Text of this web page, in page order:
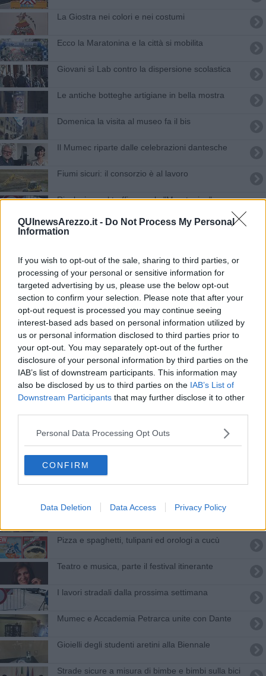
QUInewsArezzo.it - Do Not Process My Personal
Information
If you wish to opt-out of the sale, sharing to third parties, or
processing of your personal or sensitive information for
targeted advertising by us, please use the below opt-out
section to confirm your selection. Please note that after your
opt-out request is processed you may continue seeing
interest-based ads based on personal information utilized by
us or personal information disclosed to third parties prior to
your opt-out. You may separately opt-out of the further
disclosure of your personal information by third parties on the
IAB’s list of downstream participants. This information may
also be disclosed by us to third parties on the IAB’s List of
Downstream Participants that may further disclose it to other
Personal Data Processing Opt Outs
CONFIRM
Data Deletion Data Access Privacy Policy
La Giostra nei colori e nei costumi
Ecco la Maratonina e la città si mobilita
Giovani sì Lab contro la dispersione scolastica
Le antiche botteghe artigiane in bella mostra
Domenica la visita al museo fa il bis
Il Mumec riparte dalle celebrazioni dantesche
​Fiumi sicuri: il consorzio è al lavoro
Rivoluzione al traffico per la "Maratonina"
Primavera di meraviglia con le Giornate del Fai
Due Mari, la delibera del consiglio comunale
Nuovo Ponte Buriano, la Regione stanzia 21
milioni
Nuovo Ponte Buriano, 21 milioni dalla Regione
Arezzo casa promuove "Il futuro dell'abitare"
Partono i lavori alla rotatoria di Santa Maria
Bimbimbici: i “superpoteri” della bicicletta
Alla scoperta della Setteponti
Una mostra umoristica sulla Monnalisa
Chiuso il ponte sullo sfondo della Gioconda
​Pizza e spaghetti, tulipani ed orologi a cucù
Teatro e musica, parte il festival itinerante
I lavori stradali dalla prossima settimana
Mumec e Accademia Petrarca unite con Dante
Gioielli degli studenti aretini alla Biennale
Strade sicure a misura di bimbe e bimbi sulla bici